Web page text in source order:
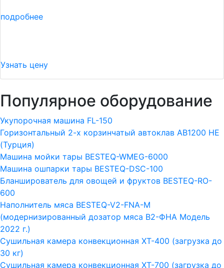
подробнее
Узнать цену
Популярное оборудование
Укупорочная машина FL-150
Горизонтальный 2-х корзинчатый автоклав АВ1200 HE
(Турция)
Машина мойки тары BESTEQ-WMEG-6000
Машина ошпарки тары BESTEQ-DSC-100
Бланширователь для овощей и фруктов BESTEQ-RO-
600
Наполнитель мяса BESTEQ-V2-FNA-M
(модернизированный дозатор мяса В2-ФНА Модель
2022 г.)
Сушильная камера конвекционная ХТ-400 (загрузка до
30 кг)
Сушильная камера конвекционная ХТ-700 (загрузка до